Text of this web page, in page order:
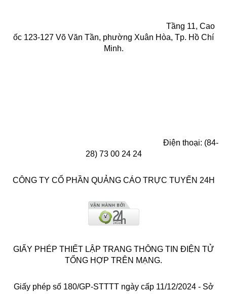
Tầng 11, Cao
ốc 123-127 Võ Văn Tần, phường Xuân Hòa, Tp. Hồ Chí
Minh.
Điện thoại: (84-
28) 73 00 24 24
CÔNG TY CỔ PHẦN QUẢNG CÁO TRỰC TUYẾN 24H
GIẤY PHÉP THIẾT LẬP TRANG THÔNG TIN ĐIỆN TỬ
TỔNG HỢP TRÊN MẠNG.
Giấy phép số 180/GP-STTTT ngày cấp 11/12/2024 - Sở